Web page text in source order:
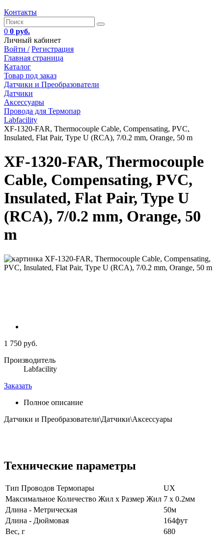
Контакты
0 0 руб.
Личный кабинет
Войти / Регистрация
Главная страница
Каталог
Товар под заказ
Датчики и Преобразователи
Датчики
Аксессуары
Провода для Термопар
Labfacility
XF-1320-FAR, Thermocouple Cable, Compensating, PVC,
Insulated, Flat Pair, Type U (RCA), 7/0.2 mm, Orange, 50 m
XF-1320-FAR, Thermocouple
Cable, Compensating, PVC,
Insulated, Flat Pair, Type U
(RCA), 7/0.2 mm, Orange, 50
m
1 750 руб.
Производитель
Labfacility
Заказать
Полное описание
Датчики и Преобразователи\Датчики\Аксессуары
Технические параметры
Тип Проводов Термопары
UX
Максимальное Количество Жил x Размер Жил 7 x 0.2мм
Длина - Метрическая
50м
Длина - Дюймовая
164фут
Вес, г
680